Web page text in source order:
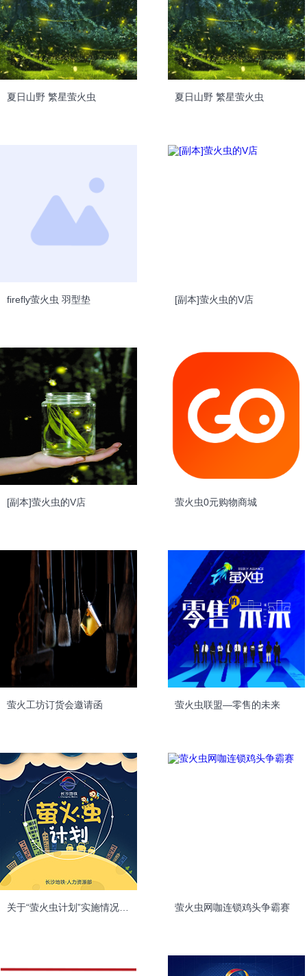
夏日山野 繁星萤火虫 夏日山野 繁星萤火虫
firefly萤火虫 羽型垫 [副本]萤火虫的V店
[副本]萤火虫的V店 萤火虫0元购物商城
萤火工坊订货会邀请函 萤火虫联盟—零售的未来
萤火虫网咖连锁鸡头争霸赛